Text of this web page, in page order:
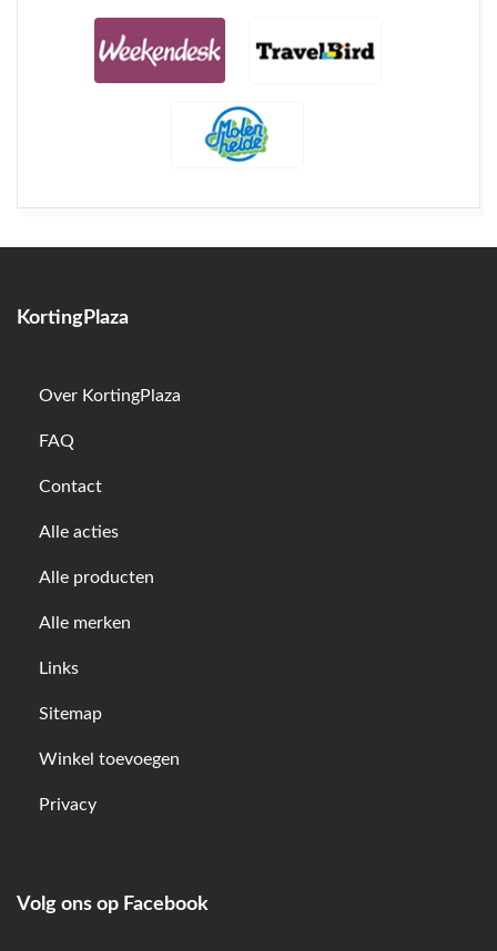
KortingPlaza
Over KortingPlaza
FAQ
Contact
Alle acties
Alle producten
Alle merken
Links
Sitemap
Winkel toevoegen
Privacy
Volg ons op Facebook